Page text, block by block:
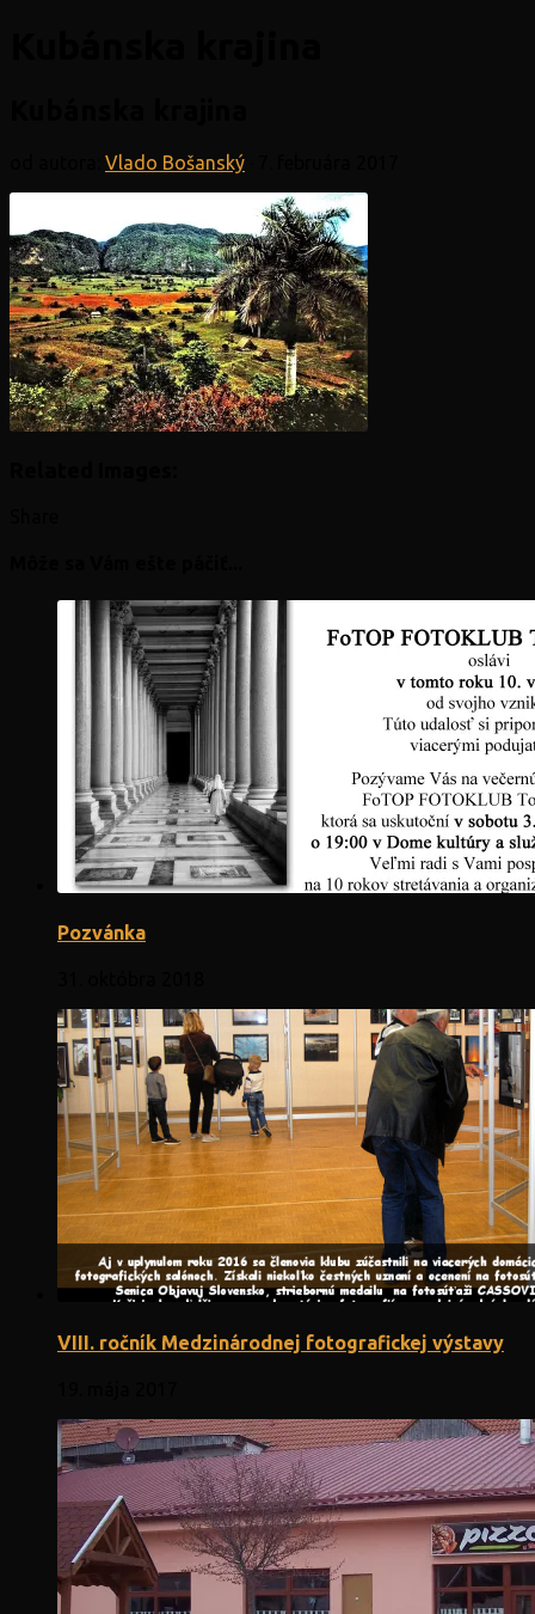
Vlado Bošanský
Pozvánka
VIII. ročník Medzinárodnej fotografickej výstavy